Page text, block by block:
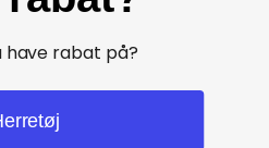
have rabat på?